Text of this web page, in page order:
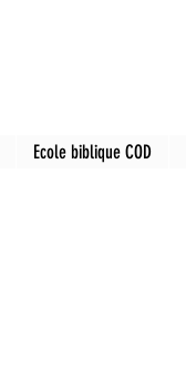
Ecole biblique COD